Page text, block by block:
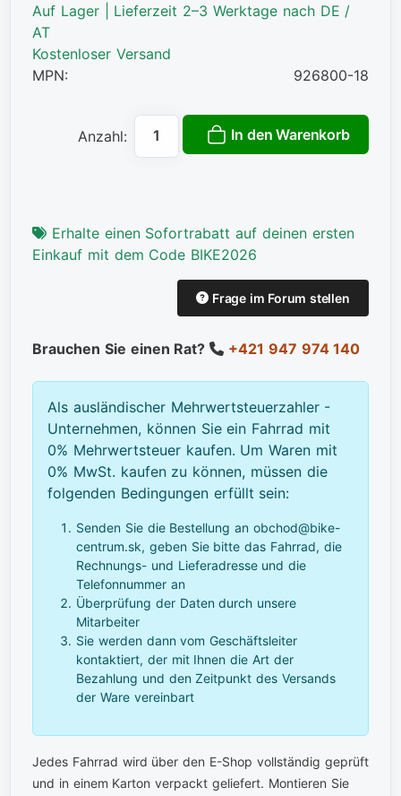
Auf Lager | Lieferzeit 2–3 Werktage nach DE /
AT
Kostenloser Versand
MPN:
926800-18
Anzahl: In den Warenkorb
Erhalte einen Sofortrabatt auf deinen ersten
Einkauf mit dem Code BIKE2026
Frage im Forum stellen
Brauchen Sie einen Rat? +421 947 974 140
Als ausländischer Mehrwertsteuerzahler -
Unternehmen, können Sie ein Fahrrad mit
0% Mehrwertsteuer kaufen. Um Waren mit
0% MwSt. kaufen zu können, müssen die
folgenden Bedingungen erfüllt sein:
Senden Sie die Bestellung an obchod@bike-
centrum.sk, geben Sie bitte das Fahrrad, die
Rechnungs- und Lieferadresse und die
Telefonnummer an
Überprüfung der Daten durch unsere
Mitarbeiter
Sie werden dann vom Geschäftsleiter
kontaktiert, der mit Ihnen die Art der
Bezahlung und den Zeitpunkt des Versands
der Ware vereinbart
Jedes Fahrrad wird über den E-Shop vollständig geprüft
und in einem Karton verpackt geliefert. Montieren Sie